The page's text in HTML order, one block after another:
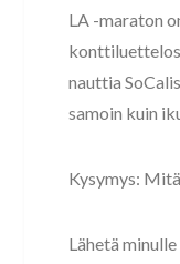
LA -maraton
nauttia
samoin kuin
Kysymys:
Lähetä